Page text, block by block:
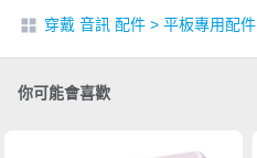
穿戴 音訊 配件 > 平板專用配件
你可能會喜歡